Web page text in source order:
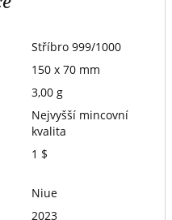
Stříbro 999/1000
150 x 70 mm
3,00 g
Nejvyšší mincovní
kvalita
1 $
Niue
2023